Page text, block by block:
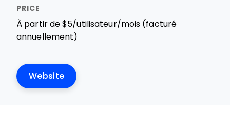
À partir de $5/utilisateur/mois (facturé
annuellement)
Website